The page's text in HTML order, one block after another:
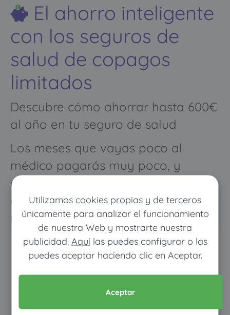
Utilizamos cookies propias y de terceros
únicamente para analizar el funcionamiento
de nuestra Web y mostrarte nuestra
publicidad. Aquílas puedes configurar o las
puedes aceptar haciendo clic en Aceptar.
Aceptar
El ahorro inteligente
con los seguros de
salud de copagos
limitados
Descubre cómo ahorrar hasta 600€
al año en tu seguro de salud
Los meses que vayas poco al
médico pagarás muy poco, y
cuando vayas mucho pagarás
como con un seguro médico
normal